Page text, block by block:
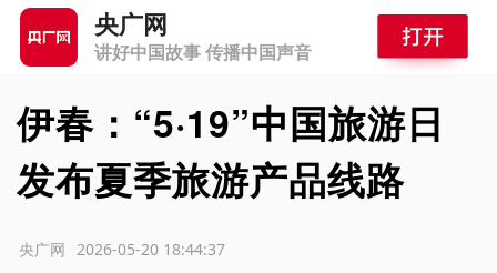
央广网
讲好中国故事 传播中国声音
伊春：“5·19”中国旅游日
发布夏季旅游产品线路
2026-05-20 18:44:37
央广网